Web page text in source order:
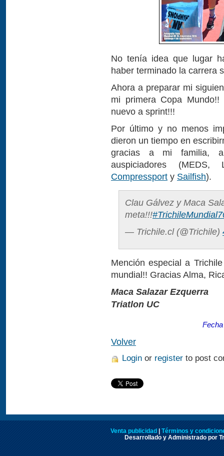
No tenía idea que lugar
haber terminado la carrera
Ahora a preparar mi
mi primera Copa
nuevo a sprint!!!
Por último y no menos
dieron un tiempo en
gracias a mi familia,
auspiciadores
Compressport y Sailfish).
Clau Gálvez y Maca
meta!!!
— Trichile.cl (@Trichile)
Mención especial a
mundial!! Gracias Alma,
Maca Salazar Ezquerra
Triatlon UC
Volver
Login or register to post
Venta publicidad | Términos y
Desarrollado y Administrado por